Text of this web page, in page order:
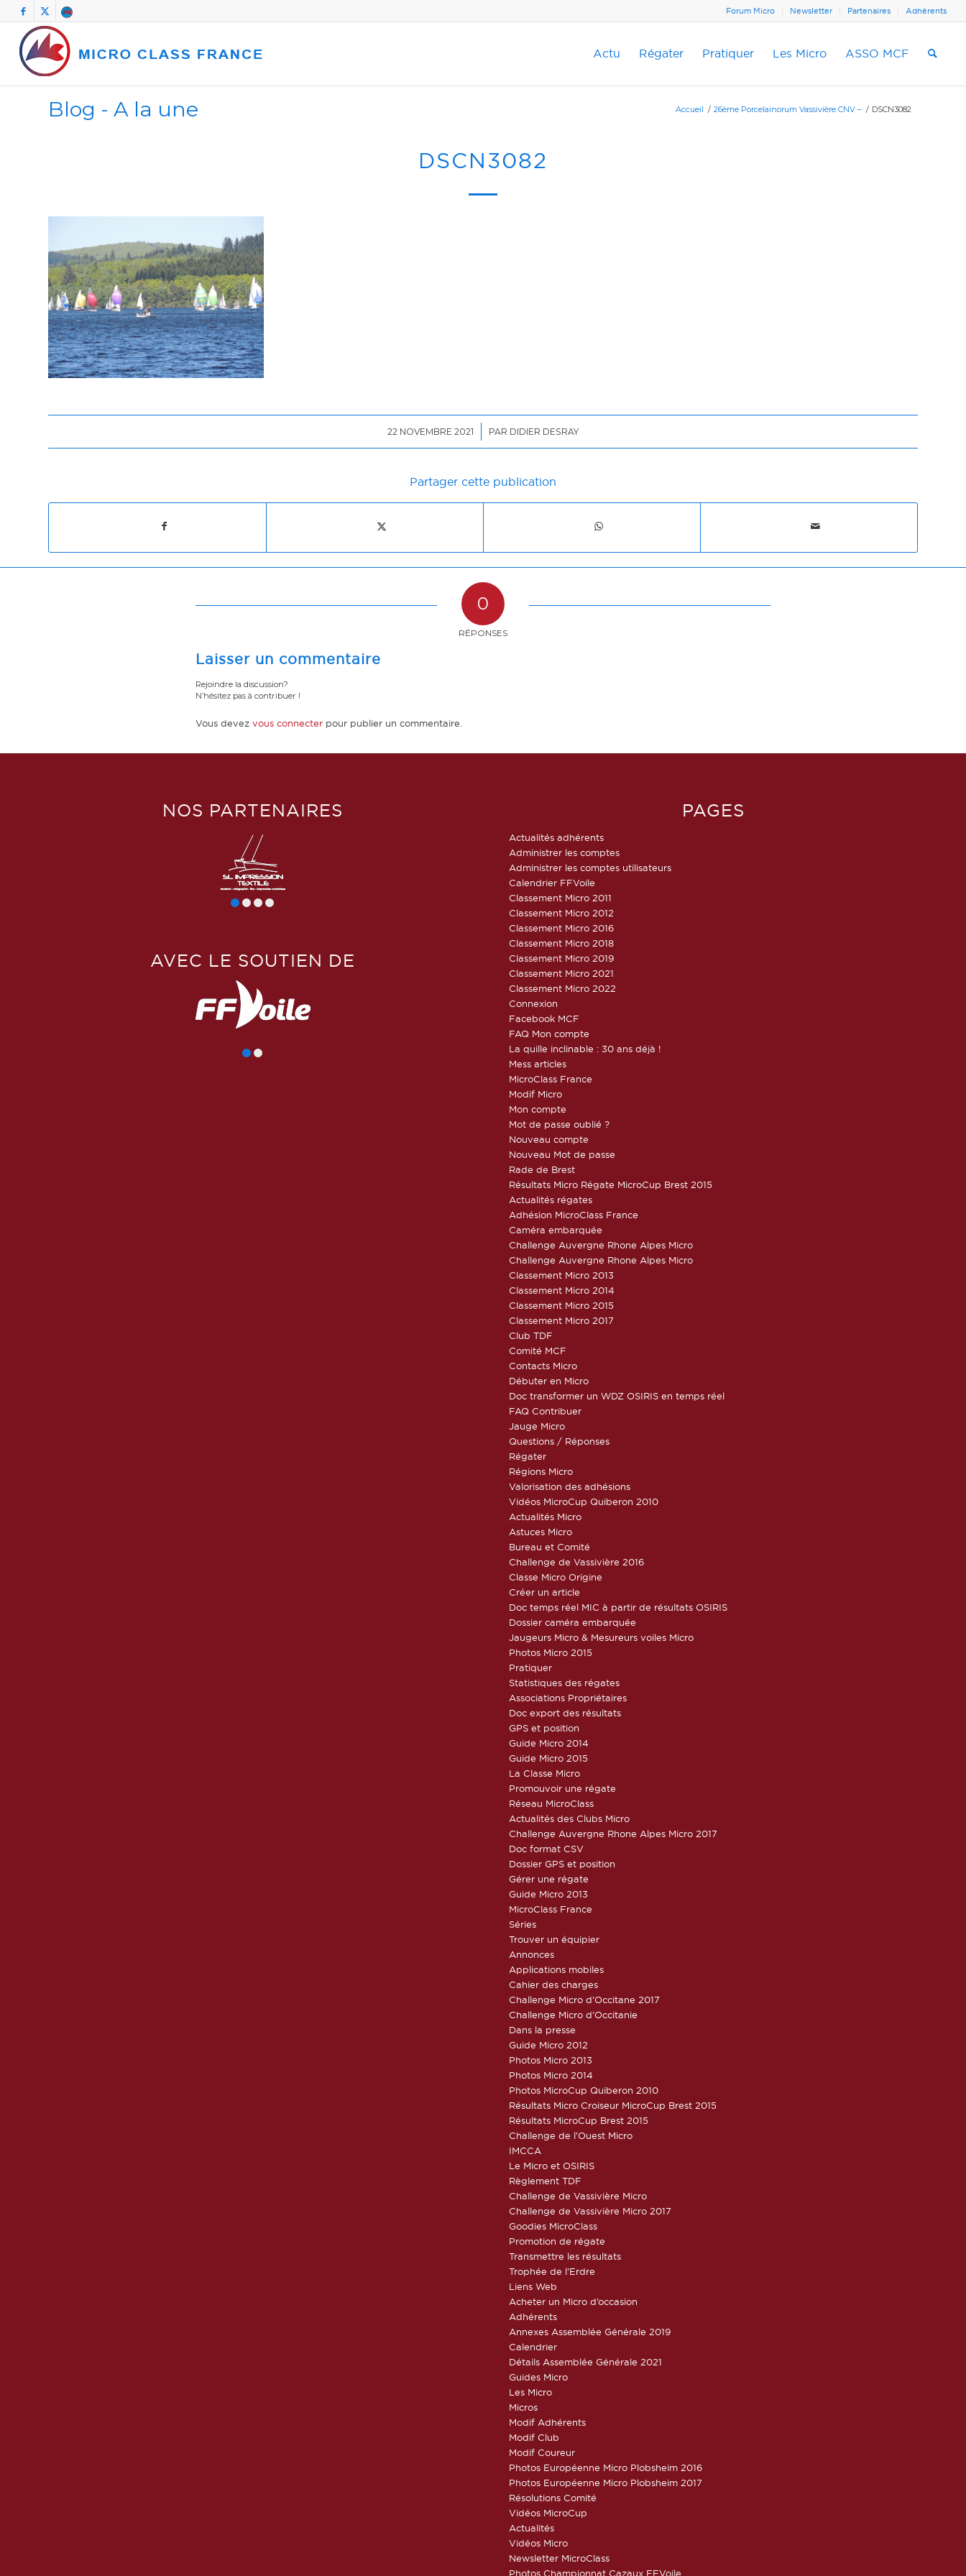
Forum Micro Newsletter Partenaires Adhérents
Actu Régater Pratiquer Les Micro ASSO MCF
Blog - A la une Accueil / 26ème Porcelainorum Vassivière CNV – / DSCN3082
DSCN3082
22 NOVEMBRE 2021
/ PAR DIDIER DESRAY
Partager cette publication
0
RÉPONSES
Laisser un commentaire
Rejoindre la discussion?
N’hésitez pas à contribuer !
Vous devez vous connecter pour publier un commentaire.
NOS PARTENAIRES
AVEC LE SOUTIEN DE
PAGES
Actualités adhérents
Administrer les comptes
Administrer les comptes utilisateurs
Calendrier FFVoile
Classement Micro 2011
Classement Micro 2012
Classement Micro 2016
Classement Micro 2018
Classement Micro 2019
Classement Micro 2021
Classement Micro 2022
Connexion
Facebook MCF
FAQ Mon compte
La quille inclinable : 30 ans déjà !
Mess articles
MicroClass France
Modif Micro
Mon compte
Mot de passe oublié ?
Nouveau compte
Nouveau Mot de passe
Rade de Brest
Résultats Micro Régate MicroCup Brest 2015
Actualités régates
Adhésion MicroClass France
Caméra embarquée
Challenge Auvergne Rhone Alpes Micro
Challenge Auvergne Rhone Alpes Micro
Classement Micro 2013
Classement Micro 2014
Classement Micro 2015
Classement Micro 2017
Club TDF
Comité MCF
Contacts Micro
Débuter en Micro
Doc transformer un WDZ OSIRIS en temps réel
FAQ Contribuer
Jauge Micro
Questions / Réponses
Régater
Régions Micro
Valorisation des adhésions
Vidéos MicroCup Quiberon 2010
Actualités Micro
Astuces Micro
Bureau et Comité
Challenge de Vassivière 2016
Classe Micro Origine
Créer un article
Doc temps réel MIC à partir de résultats OSIRIS
Dossier caméra embarquée
Jaugeurs Micro & Mesureurs voiles Micro
Photos Micro 2015
Pratiquer
Statistiques des régates
Associations Propriétaires
Doc export des résultats
GPS et position
Guide Micro 2014
Guide Micro 2015
La Classe Micro
Promouvoir une régate
Réseau MicroClass
Actualités des Clubs Micro
Challenge Auvergne Rhone Alpes Micro 2017
Doc format CSV
Dossier GPS et position
Gérer une régate
Guide Micro 2013
MicroClass France
Séries
Trouver un équipier
Annonces
Applications mobiles
Cahier des charges
Challenge Micro d’Occitane 2017
Challenge Micro d’Occitanie
Dans la presse
Guide Micro 2012
Photos Micro 2013
Photos Micro 2014
Photos MicroCup Quiberon 2010
Résultats Micro Croiseur MicroCup Brest 2015
Résultats MicroCup Brest 2015
Challenge de l’Ouest Micro
IMCCA
Le Micro et OSIRIS
Règlement TDF
Challenge de Vassivière Micro
Challenge de Vassivière Micro 2017
Goodies MicroClass
Promotion de régate
Transmettre les résultats
Trophée de l’Erdre
Liens Web
Acheter un Micro d’occasion
Adhérents
Annexes Assemblée Générale 2019
Calendrier
Détails Assemblée Générale 2021
Guides Micro
Les Micro
Micros
Modif Adhérents
Modif Club
Modif Coureur
Photos Européenne Micro Plobsheim 2016
Photos Européenne Micro Plobsheim 2017
Résolutions Comité
Vidéos MicroCup
Actualités
Vidéos Micro
Newsletter MicroClass
Photos Championnat Cazaux FFVoile